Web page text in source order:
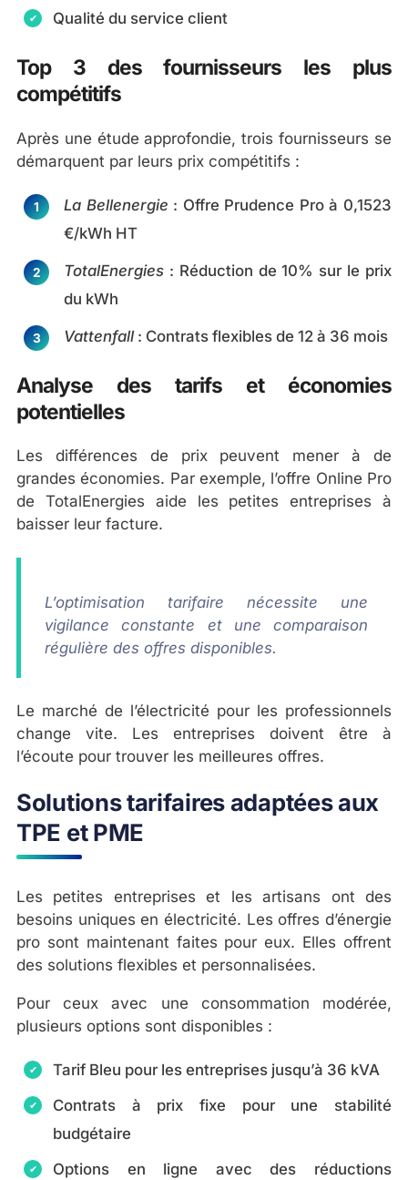
Qualité du service client
Top 3 des fournisseurs les plus
compétitifs
Après une étude approfondie, trois fournisseurs se
démarquent par leurs prix compétitifs :
La Bellenergie : Offre Prudence Pro à 0,1523
€/kWh HT
TotalEnergies : Réduction de 10% sur le prix
du kWh
Vattenfall: Contrats flexibles de 12 à 36 mois
Analyse des tarifs et économies
potentielles
Les différences de prix peuvent mener à de
grandes économies. Par exemple, l’offre Online Pro
de TotalEnergies aide les petites entreprises à
baisser leur facture.
L’optimisation tarifaire nécessite une
vigilance constante et une comparaison
régulière des offres disponibles.
Le marché de l’électricité pour les professionnels
change vite. Les entreprises doivent être à
l’écoute pour trouver les meilleures offres.
Solutions tarifaires adaptées aux
TPE et PME
Les petites entreprises et les artisans ont des
besoins uniques en électricité. Les offres d’énergie
pro sont maintenant faites pour eux. Elles offrent
des solutions flexibles et personnalisées.
Pour ceux avec une consommation modérée,
plusieurs options sont disponibles :
Tarif Bleu pour les entreprises jusqu’à 36 kVA
Contrats à prix fixe pour une stabilité
budgétaire
Options en ligne avec des réductions